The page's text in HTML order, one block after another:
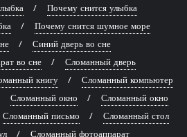
Почему снится улыбка
Почему снится шумное море
Синий дверь во сне
во сне
Сломанный дверь
книгу
Сломанный компьютер
Сломанный окно
Сломанный окно
Сломанный письмо
Сломанный стол
Сломанный фотоаппарат